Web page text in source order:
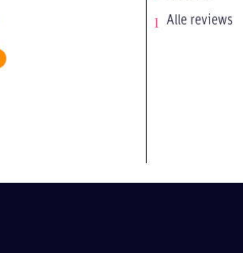
Alle reviews